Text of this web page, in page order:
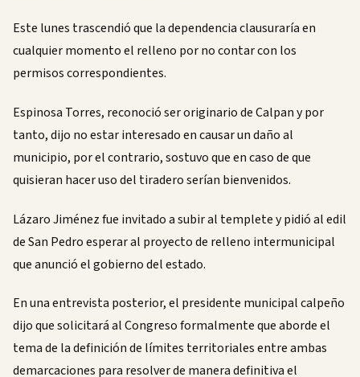
Este lunes trascendió que la dependencia clausuraría en
cualquier momento el relleno por no contar con los
permisos correspondientes.
Espinosa Torres, reconoció ser originario de Calpan y por
tanto, dijo no estar interesado en causar un daño al
municipio, por el contrario, sostuvo que en caso de que
quisieran hacer uso del tiradero serían bienvenidos.
Lázaro Jiménez fue invitado a subir al templete y pidió al edil
de San Pedro esperar al proyecto de relleno intermunicipal
que anunció el gobierno del estado.
En una entrevista posterior, el presidente municipal calpeño
dijo que solicitará al Congreso formalmente que aborde el
tema de la definición de límites territoriales entre ambas
demarcaciones para resolver de manera definitiva el